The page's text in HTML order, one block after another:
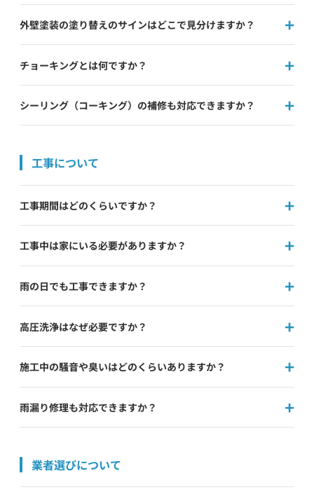
外壁塗装の塗り替えのサインはどこで見分けますか？
チョーキングとは何ですか？
シーリング（コーキング）の補修も対応できますか？
工事について
工事期間はどのくらいですか？
工事中は家にいる必要がありますか？
雨の日でも工事できますか？
高圧洗浄はなぜ必要ですか？
施工中の騒音や臭いはどのくらいありますか？
雨漏り修理も対応できますか？
業者選びについて